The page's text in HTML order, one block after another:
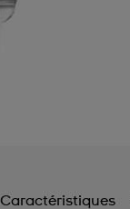
Caractéristiques